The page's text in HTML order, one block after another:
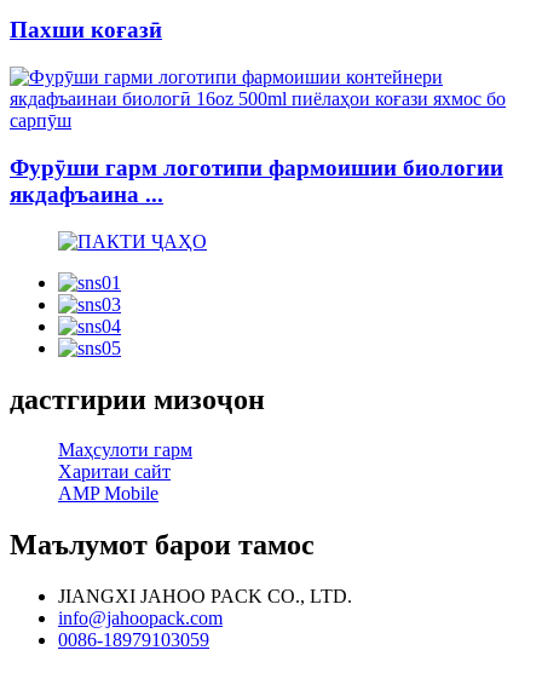
Пахши коғазӣ
Фурӯши гарм логотипи фармоишии биологии
якдафъаина ...
дастгирии мизоҷон
Маҳсулоти гарм
Харитаи сайт
AMP Mobile
Маълумот барои тамос
JIANGXI JAHOO PACK CO., LTD.
info@jahoopack.com
0086-18979103059